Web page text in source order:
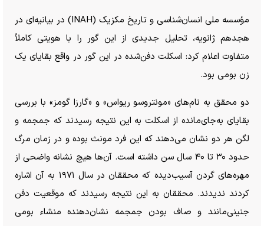
مؤسسه ملی انسان‌شناسی و تاریخ مکزیک (INAH) در بیانیه‌ای در
هجدهم ژانویه، تحلیل جدیدی از این گور را با هویتی کاملاً
متفاوت اعلام کرد: اسکلت دفن‌شده در این گور در واقع بقایای یک
زن بومی بود.
دو محقق به نام‌های «مونتروسو ریواس» و «گارزا گومز» با بررسی
بقایای به‌جای‌مانده از اسکلت به این نتیجه رسیدند که جمجمه و
لگن هر دو نشان می‌دهند که این فرد مونث بوده و در زمان مرگ
حدود ۳۰ تا ۴۰ سال سن داشته است. آن‌ها هیچ نشانه واضحی از
مهره‌های گردن آسیب‌دیده که محققان در سال ۱۹۷۱ به آن اشاره
کردند ندیدند. محققان به این نتیجه رسیدند که موقعیت دفن
جنینی‌مانند و صاف بودن جمجمه نشان‌دهنده منشاء بومی